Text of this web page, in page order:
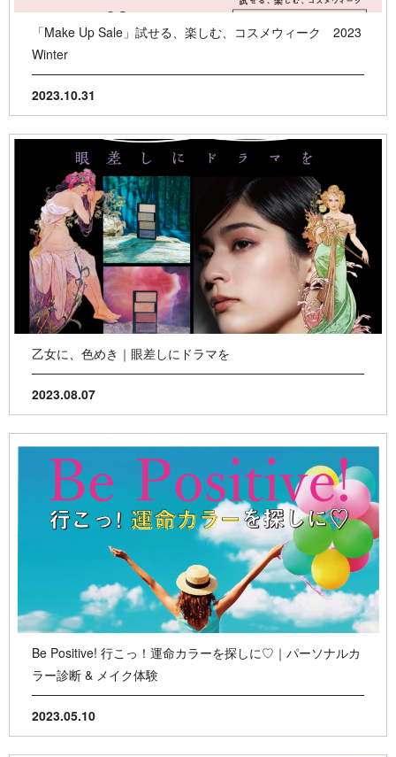
「Make Up Sale」試せる、楽しむ、コスメウィーク 2023
Winter
2023.10.31
乙女に、色めき｜眼差しにドラマを
2023.08.07
Be Positive! 行こっ！運命カラーを探しに♡｜パーソナルカ
ラー診断 & メイク体験
2023.05.10